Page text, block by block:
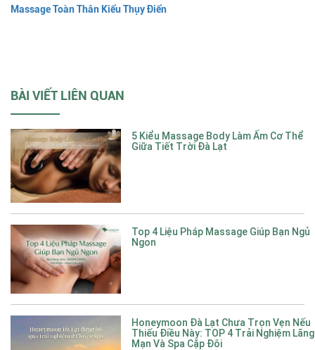
Massage Toàn Thân Kiểu Thụy Điển
BÀI VIẾT LIÊN QUAN
5 Kiểu Massage Body Làm Ấm Cơ Thể
Giữa Tiết Trời Đà Lạt
Top 4 Liệu Pháp Massage Giúp Bạn Ngủ
Ngon
Honeymoon Đà Lạt Chưa Trọn Vẹn Nếu
Thiếu Điều Này: TOP 4 Trải Nghiệm Lãng
Mạn Và Spa Cặp Đôi